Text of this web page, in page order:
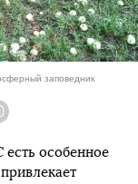
заповедник
особенное